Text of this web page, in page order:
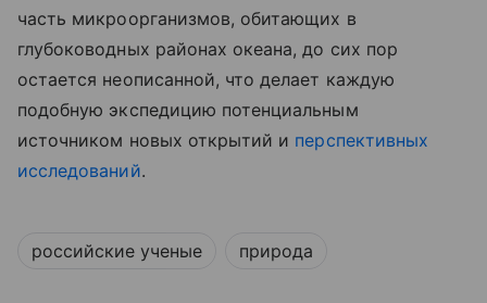
часть микроорганизмов, обитающих в
глубоководных районах океана, до сих пор
остается неописанной, что делает каждую
подобную экспедицию потенциальным
источником новых открытий и перспективных
исследований.
российские ученые природа